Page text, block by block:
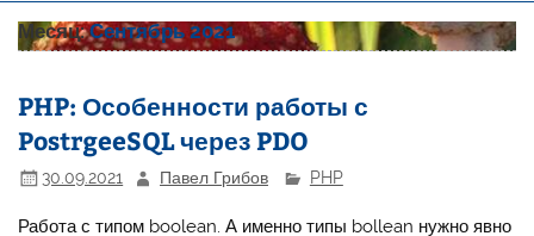
Месяц:Сентябрь 2021
PHP: Особенности работы с
PostrgeeSQL через PDO
30.09.2021 Павел Грибов PHP
Работа с типом boolean. А именно типы bollean нужно явно